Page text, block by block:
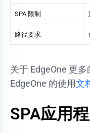
SPA 限制
路径要求
关于 EdgeOne 更
EdgeOne 的使用文
SPA应用